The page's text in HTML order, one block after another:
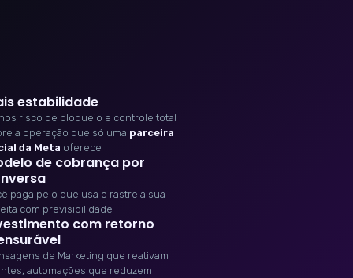
estabilidade
risco de bloqueio e controle total
a operação que só uma parceira
da Meta oferece
de cobrança por
paga pelo que usa e rastreia sua
com previsibilidade
com retorno
de Marketing que reativam
automações que reduzem